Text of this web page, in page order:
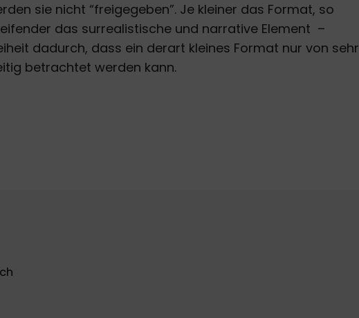
sie nicht “freigegeben”. Je kleiner das Format, so
das surrealistische und narrative Element –
dadurch, dass ein derart kleines Format nur von sehr
betrachtet werden kann.